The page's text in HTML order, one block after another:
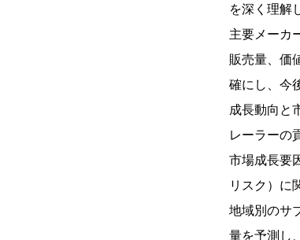
を深く理解
主要メーカ
販売量、価
確にし、今
成長動向と
レーラーの
市場成長要
リスク）に
地域別のサ
量を予測し